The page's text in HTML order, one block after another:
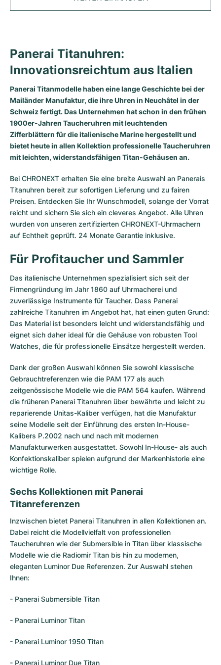
Date
Datejust
Datejust II
Day-Date
Explorer
GMT-Master
Lady-Datejust
Milgauss
Oyster Perpetual
Yacht-Master
Yacht-Master II
Sea-Dweller
Sky-Dweller
Submariner
Aqua Terra
De Ville
Constellation
Speedmaster
Gebraucht
Complications
Aquanaut
Grand Complications
Calatrava
Twenty 4
Golden Ellipse
Gebraucht
Damenuhren
Royal Oak
Royal Oak Offshore
Jules Audemars
Millenary
Santos
Ballon Bleu
Clé
Tank
Calibre
Drive
Ronde
Rotonde
Crash
Pasha
Tortue
Baignoire
Ballon Blanc
Roadster
Gebraucht
Damenuhren
Navitimer
Superocean
Chronomat
Avenger
Colt
Professional
Bentley
Transocean
Cockpit
Chronospace
Super Avenger
Galactic
Montbrillant
Gebraucht
Damenuhren
Top-Modelle
Black Bay
Pelagos
Damenuhren
Heritage
Alle TAG Heuer Modelle
Top-Modelle
Aquaracer
Monaco
Link
Formula 1
Grand Carrera
Gebraucht
Damenuhren
IWC
Alle IWC Modelle
Top-Modelle
Pilot's Watch
Ingenieur
Portofino
Portugieser
Da Vinci
Aquatimer
Spitfire
GST
Vintage
Gebraucht
Hublot
Alle Hublot Modelle
Top-Modelle
Big Bang
Classic Fusion
Spirit of Big Bang
King Power
Gebraucht
KATEGORIEN
Alle Luxusuhrenmarken
Vintage-Uhren
Gebrauchte Uhren
Herrenuhren
Damenuhren
Alle Armbänder
Magazin
Panerai Titanuhren:
Innovationsreichtum aus Italien
Panerai Titanmodelle haben eine lange Geschichte bei der
Mailänder Manufaktur, die ihre Uhren in Neuchâtel in der
Schweiz fertigt. Das Unternehmen hat schon in den frühen
1900er-Jahren Taucheruhren mit leuchtenden
Zifferblättern für die italienische Marine hergestellt und
bietet heute in allen Kollektion professionelle Taucheruhren
mit leichten, widerstandsfähigen Titan-Gehäusen an.
Bei CHRONEXT erhalten Sie eine breite Auswahl an Panerais
Titanuhren bereit zur sofortigen Lieferung und zu fairen
Preisen. Entdecken Sie Ihr Wunschmodell, solange der Vorrat
reicht und sichern Sie sich ein cleveres Angebot. Alle Uhren
wurden von unseren zertifizierten CHRONEXT-Uhrmachern
auf Echtheit geprüft. 24 Monate Garantie inklusive.
Für Profitaucher und Sammler
Das italienische Unternehmen spezialisiert sich seit der
Firmengründung im Jahr 1860 auf Uhrmacherei und
zuverlässige Instrumente für Taucher. Dass Panerai
zahlreiche Titanuhren im Angebot hat, hat einen guten Grund:
Das Material ist besonders leicht und widerstandsfähig und
eignet sich daher ideal für die Gehäuse von robusten Tool
Watches, die für professionelle Einsätze hergestellt werden.
Dank der großen Auswahl können Sie sowohl klassische
Gebrauchtreferenzen wie die PAM 177 als auch
zeitgenössische Modelle wie die PAM 564 kaufen. Während
die früheren Panerai Titanuhren über bewährte und leicht zu
reparierende Unitas-Kaliber verfügen, hat die Manufaktur
seine Modelle seit der Einführung des ersten In-House-
Kalibers P.2002 nach und nach mit modernen
Manufakturwerken ausgestattet. Sowohl In-House- als auch
Konfektionskaliber spielen aufgrund der Markenhistorie eine
wichtige Rolle.
Sechs Kollektionen mit Panerai
Titanreferenzen
Inzwischen bietet Panerai Titanuhren in allen Kollektionen an.
Dabei reicht die Modellvielfalt von professionellen
Taucheruhren wie der Submersible in Titan über klassische
Modelle wie die Radiomir Titan bis hin zu modernen,
eleganten Luminor Due Referenzen. Zur Auswahl stehen
Ihnen:
- Panerai Submersible Titan
- Panerai Luminor Titan
- Panerai Luminor 1950 Titan
- Panerai Luminor Due Titan